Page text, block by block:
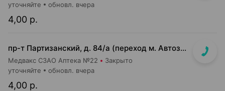
4,00 р.
уточняйте обновл. вчера
пр-т Партизанский, д. 84/а (переход м. Автозаводская, выход в сторону ул. Кабушкина)
Медвакс СЗАО Аптека №22 Закрыто
4,00 р.
уточняйте обновл. вчера